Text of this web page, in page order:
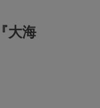
大海